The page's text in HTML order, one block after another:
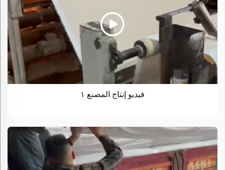
فيديو إنتاج المصنع ١